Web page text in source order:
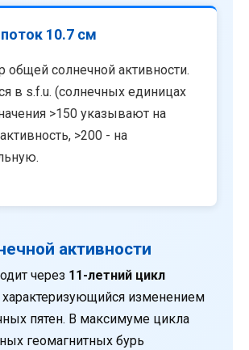
10.7 см
общей солнечной активности.
в s.f.u. (солнечных единицах
>150 указывают на
>200 - на
активности
через 11-летний цикл
характеризующийся изменением
пятен. В максимуме цикла
геомагнитных бурь